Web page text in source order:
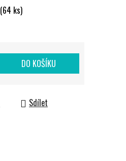
(64 ks)
DO KOŠÍKU
Sdílet